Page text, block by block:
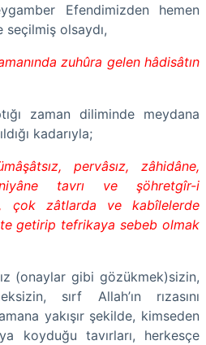
Efendimizden hemen
seçilmiş olsaydı,
zuhûra gelen hâdisâtın
zaman diliminde meydana
kadarıyla;
pervâsız, zâhidâne,
tavrı ve şöhretgîr-i
çok zâtlarda ve kabîlelerde
getirip tefrikaya sebeb olmak
(onaylar gibi gözükmek)sizin,
sırf Allah’ın rızasını
yakışır şekilde, kimseden
koyduğu tavırları, herkesçe